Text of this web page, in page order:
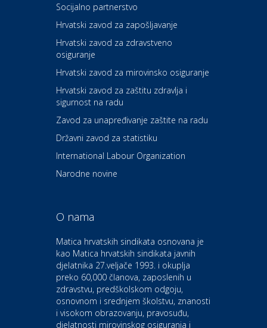
Auto-moto i tehnika
Zdravlje i osiguranje
Povoljnosti
Dental Sudar
Dom i dizajn
Euro-vrt – kosilice, motorne
Odmor
Bistrica
Auto-moto i tehnika
CIAK Auto d.o.o.
Socijalno partnerstvo
Hrvatski zavod za zapošljavanje
Hrvatski zavod za zdravstveno
osiguranje
Hrvatski zavod za mirovinsko osiguranje
Hrvatski zavod za zaštitu zdravlja i
sigurnost na radu
Zavod za unapređivanje zaštite na radu
Državni zavod za statistiku
International Labour Organization
Narodne novine
O nama
Matica hrvatskih sindikata osnovana je
kao Matica hrvatskih sindikata javnih
djelatnika 27.veljače 1993. i okuplja
preko 60,000 članova, zaposlenih u
zdravstvu, predškolskom odgoju,
osnovnom i srednjem školstvu, znanosti
i visokom obrazovanju, pravosuđu,
djelatnosti mirovinskog osiguranja i